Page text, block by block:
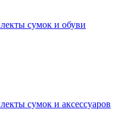
сумок и обуви
сумок и аксессуаров